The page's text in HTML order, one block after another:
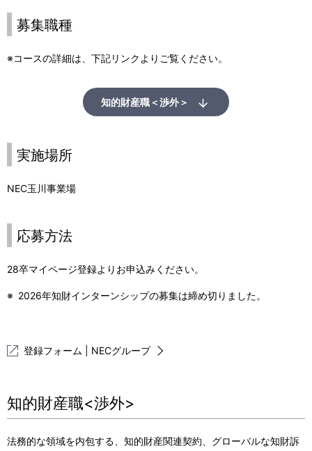
ョ
ン
募集職種
※コースの詳細は、下記リンクよりご覧ください。
知的財産職＜渉外＞
実施場所
NEC玉川事業場
応募方法
28卒マイページ登録よりお申込みください。
※ 2026年知財インターンシップの募集は締め切りました。
登録フォーム | NECグループ
知的財産職<渉外>
法務的な領域を内包する、知的財産関連契約、グローバルな知財訴